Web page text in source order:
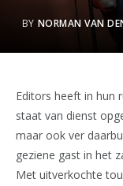
BY NORMAN VAN
Editors heeft in hun
staat van dienst
maar ook ver
geziene gast in het
Met uitverkochte